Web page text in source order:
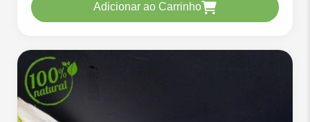
Adicionar ao Carrinho